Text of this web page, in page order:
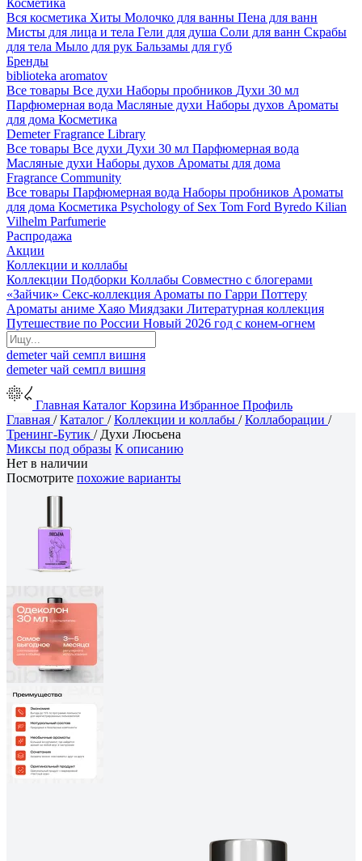
Косметика
Вся косметика Хиты Молочко для ванны Пена для ванн
Мисты для лица и тела Гели для душа Соли для ванн Скрабы
для тела Мыло для рук Бальзамы для губ
Бренды
biblioteka aromatov
Все товары Все духи Наборы пробников Духи 30 мл
Парфюмерная вода Масляные духи Наборы духов Ароматы
для дома Косметика
Demeter Fragrance Library
Все товары Все духи Духи 30 мл Парфюмерная вода
Масляные духи Наборы духов Ароматы для дома
Fragrance Community
Все товары Парфюмерная вода Наборы пробников Ароматы
для дома Косметика Psychology of Sex Tom Ford Byredo Kilian
Vilhelm Parfumerie
Распродажа
Акции
Коллекции и коллабы
Коллекции Подборки Коллабы Совместно с блогерами
«Зайчик» Секс-коллекция Ароматы по Гарри Поттеру
Ароматы аниме Хаяо Миядзаки Литературная коллекция
Путешествие по России Новый 2026 год с конем-огнем
demeterчай семпл вишня
demeterчай семпл вишня
Главная Каталог Корзина Избранное Профиль
Главная /Каталог /Коллекции и коллабы /Коллаборации /
Тренинг-Бутик / Духи Люсьена
Миксы под образы К описанию
Нет в наличии
Посмотрите похожие варианты